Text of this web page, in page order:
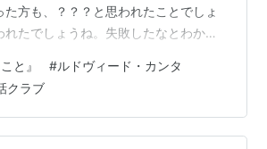
た方も、？？？と思われたことでしょ
れたでしょうね。失敗したなとわかっ
は遡った日付を念入りに処理してか
これまでにもこんな失敗は何度かあ
気づいて、すぐに削除。あらたに再投
た。 はからずも、ミスのおかげで？20
と』 #ルドヴィード・カンタ
クラブ